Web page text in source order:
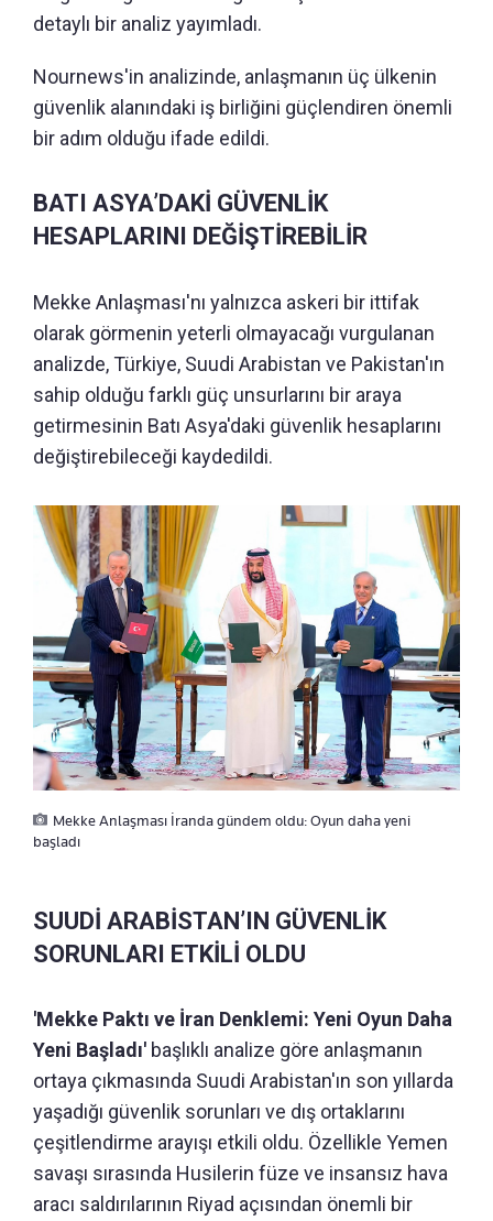
detaylı bir analiz yayımladı.
Nournews'in analizinde, anlaşmanın üç ülkenin
güvenlik alanındaki iş birliğini güçlendiren önemli
bir adım olduğu ifade edildi.
BATI ASYA’DAKİ GÜVENLİK
HESAPLARINI DEĞİŞTİREBİLİR
Mekke Anlaşması'nı yalnızca askeri bir ittifak
olarak görmenin yeterli olmayacağı vurgulanan
analizde, Türkiye, Suudi Arabistan ve Pakistan'ın
sahip olduğu farklı güç unsurlarını bir araya
getirmesinin Batı Asya'daki güvenlik hesaplarını
değiştirebileceği kaydedildi.
Mekke Anlaşması İranda gündem oldu: Oyun daha yeni
başladı
SUUDİ ARABİSTAN’IN GÜVENLİK
SORUNLARI ETKİLİ OLDU
'Mekke Paktı ve İran Denklemi: Yeni Oyun Daha
Yeni Başladı' başlıklı analize göre anlaşmanın
ortaya çıkmasında Suudi Arabistan'ın son yıllarda
yaşadığı güvenlik sorunları ve dış ortaklarını
çeşitlendirme arayışı etkili oldu. Özellikle Yemen
savaşı sırasında Husilerin füze ve insansız hava
aracı saldırılarının Riyad açısından önemli bir